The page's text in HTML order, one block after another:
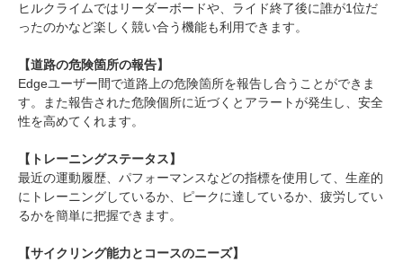
ヒルクライムではリーダーボードや、ライド終了後に誰が1位だ
ったのかなど楽しく競い合う機能も利用できます。
【道路の危険箇所の報告】
Edgeユーザー間で道路上の危険箇所を報告し合うことができま
す。また報告された危険個所に近づくとアラートが発生し、安全
性を高めてくれます。
【トレーニングステータス】
最近の運動履歴、パフォーマンスなどの指標を使用して、生産的
にトレーニングしているか、ピークに達しているか、疲労してい
るかを簡単に把握できます。
【サイクリング能力とコースのニーズ】